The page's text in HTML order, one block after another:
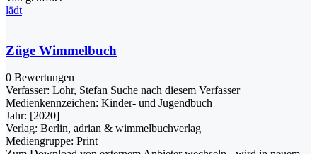
lädt
Züge Wimmelbuch
0 Bewertungen
Verfasser: Lohr, Stefan Suche nach diesem Verfasser
Medienkennzeichen: Kinder- und Jugendbuch
Jahr: [2020]
Verlag: Berlin, adrian & wimmelbuchverlag
Mediengruppe: Print